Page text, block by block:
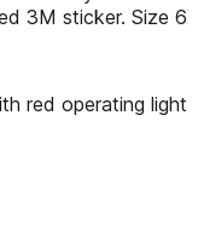
reklame røgalarm